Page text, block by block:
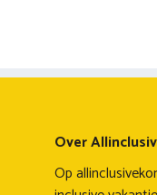
Over
Op